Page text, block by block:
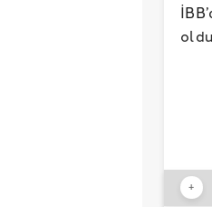
+